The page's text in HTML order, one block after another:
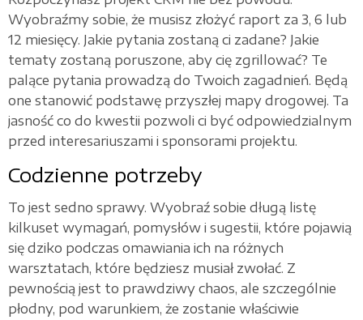
Wyobraźmy sobie, że musisz złożyć raport za 3, 6 lub
12 miesięcy. Jakie pytania zostaną ci zadane? Jakie
tematy zostaną poruszone, aby cię zgrillować? Te
palące pytania prowadzą do Twoich zagadnień. Będą
one stanowić podstawę przyszłej mapy drogowej. Ta
jasność co do kwestii pozwoli ci być odpowiedzialnym
przed interesariuszami i sponsorami projektu.
Codzienne potrzeby
To jest sedno sprawy. Wyobraź sobie długą listę
kilkuset wymagań, pomysłów i sugestii, które pojawią
się dziko podczas omawiania ich na różnych
warsztatach, które będziesz musiał zwołać. Z
pewnością jest to prawdziwy chaos, ale szczególnie
płodny, pod warunkiem, że zostanie właściwie